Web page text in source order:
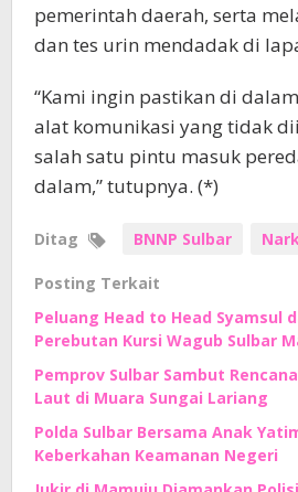
pemerintah daerah, serta
dan tes urin mendadak di
“Kami ingin pastikan di
alat komunikasi yang tidak
salah satu pintu masuk
dalam,” tutupnya. (*)
Ditag BNNP Sulbar
Posting Terkait
Peluang Head to Head Syamsul
Perebutan Kursi Wagub Sulbar
Pemprov Sulbar Sambut
Laut di Muara Sungai Lariang
Polda Sulbar Bersama Anak
Keberkahan Keamanan Negeri